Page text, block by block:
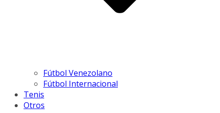
Fútbol Venezolano
Fútbol Internacional
Tenis
Otros